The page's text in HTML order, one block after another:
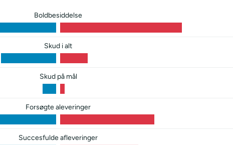
Boldbesiddelse
Skud i alt
Skud på mål
Forsøgte aleveringer
Succesfulde afleveringer